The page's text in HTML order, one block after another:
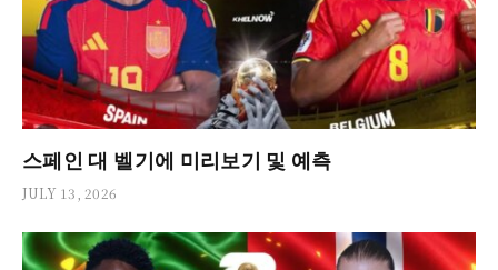
스페인 대 벨기에 미리보기 및 예측
JULY 13, 2026